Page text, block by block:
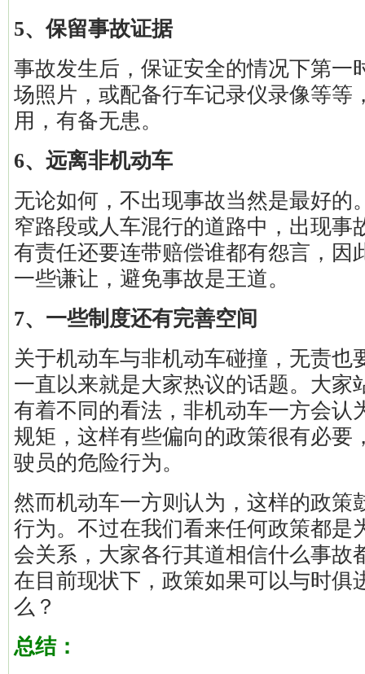
5、保留事故证据
事故发生后，保证安全的情况下第一
场照片，或配备行车记录仪录像等等
用，有备无患。
6、远离非机动车
无论如何，不出现事故当然是最好的
窄路段或人车混行的道路中，出现事
有责任还要连带赔偿谁都有怨言，因
一些谦让，避免事故是王道。
7、一些制度还有完善空间
关于机动车与非机动车碰撞，无责也
一直以来就是大家热议的话题。大家
有着不同的看法，非机动车一方会认
规矩，这样有些偏向的政策很有必要
驶员的危险行为。
然而机动车一方则认为，这样的政策
行为。不过在我们看来任何政策都是
会关系，大家各行其道相信什么事故
在目前现状下，政策如果可以与时俱
么？
总结：